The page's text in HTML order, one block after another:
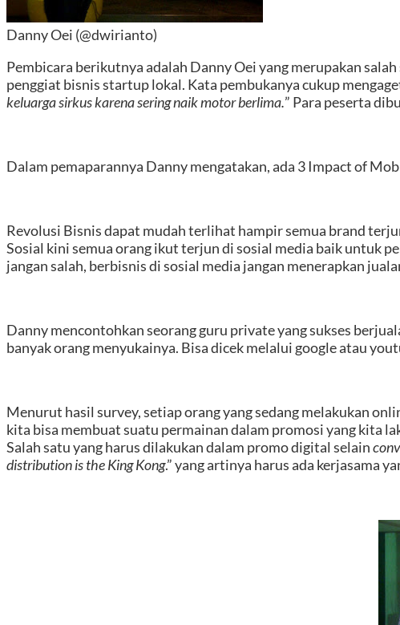
Danny Oei (@dwirianto)
Pembicara berikutnya adalah Danny Oei yang merupakan
penggiat bisnis startup lokal. Kata pembukanya cukup
keluarga sirkus karena sering naik motor berlima.” Para peserta
Dalam pemaparannya Danny mengatakan, ada 3 Impact of
Revolusi Bisnis dapat mudah terlihat hampir semua brand
Sosial kini semua orang ikut terjun di sosial media baik untuk
jangan salah, berbisnis di sosial media jangan menerapkan
Danny mencontohkan seorang guru private yang sukses
banyak orang menyukainya. Bisa dicek melalui google atau
Menurut hasil survey, setiap orang yang sedang melakukan
kita bisa membuat suatu permainan dalam promosi yang kita
Salah satu yang harus dilakukan dalam promo digital selain
distribution is the King Kong.” yang artinya harus ada kerjasama